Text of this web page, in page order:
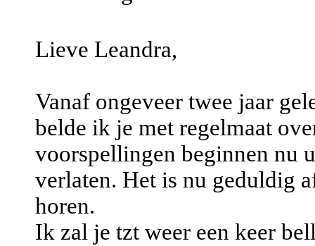
Lieve Leandra,
Vanaf ongeveer twee jaar
belde ik je met regelmaat
voorspellingen beginnen nu
verlaten. Het is nu geduldig
horen.
Ik zal je tzt weer een keer